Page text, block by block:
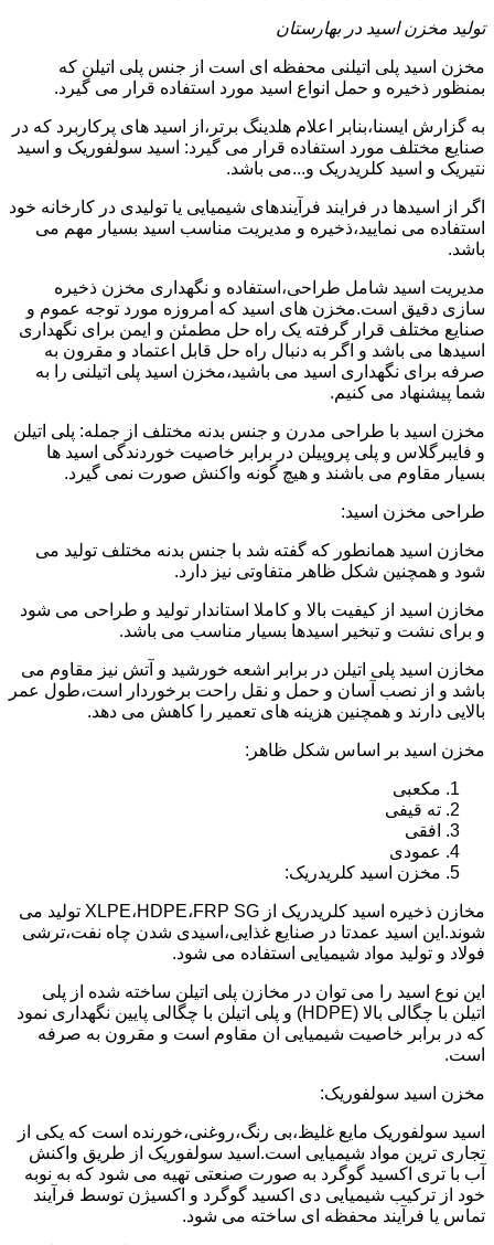
تولید مخزن اسید در بهارستان
مخزن اسید پلی اتیلنی محفظه ای است از جنس پلی اتیلن که
بمنظور ذخیره و حمل انواع اسید مورد استفاده قرار می گیرد.
به گزارش ایسنا،بنابر اعلام هلدینگ برتر،از اسید های پرکاربرد که در
صنایع مختلف مورد استفاده قرار می گیرد: اسید سولفوریک و اسید
نتیریک و اسید کلریدریک و...می باشد.
اگر از اسیدها در فرایند فرآیندهای شیمیایی یا تولیدی در کارخانه خود
استفاده می نمایید،ذخیره و مدیریت مناسب اسید بسیار مهم می
باشد.
مدیریت اسید شامل طراحی،استفاده و نگهداری مخزن ذخیره
سازی دقیق است.مخزن های اسید که امروزه مورد توجه عموم و
صنایع مختلف قرار گرفته یک راه حل مطمئن و ایمن برای نگهداری
اسیدها می باشد و اگر به دنبال راه حل قابل اعتماد و مقرون به
صرفه برای نگهداری اسید می باشید،مخزن اسید پلی اتیلنی را به
شما پیشنهاد می کنیم.
مخزن اسید با طراحی مدرن و جنس بدنه مختلف از جمله: پلی اتیلن
و فایبرگلاس و پلی پروپیلن در برابر خاصیت خوردندگی اسید ها
بسیار مقاوم می باشند و هیچ گونه واکنش صورت نمی گیرد.
طراحی مخزن اسید:
مخازن اسید همانطور که گفته شد با جنس بدنه مختلف تولید می
شود و همچنین شکل ظاهر متفاوتی نیز دارد.
مخازن اسید از کیفیت بالا و کاملا استاندار تولید و طراحی می شود
و برای نشت و تبخیر اسیدها بسیار مناسب می باشد.
مخازن اسید پلی اتیلن در برابر اشعه خورشید و آتش نیز مقاوم می
باشد و از نصب آسان و حمل و نقل راحت برخوردار است،طول عمر
بالایی دارند و همچنین هزینه های تعمیر را کاهش می دهد.
مخزن اسید بر اساس شکل ظاهر:
مکعبی
ته قیفی
افقی
عمودی
مخزن اسید کلریدریک:
مخازن ذخیره اسید کلریدریک از XLPE،HDPE،FRP SG تولید می
شوند.این اسید عمدتا در صنایع غذایی،اسیدی شدن چاه نفت،ترشی
فولاد و تولید مواد شیمیایی استفاده می شود.
این نوع اسید را می توان در مخازن پلی اتیلن ساخته شده از پلی
اتیلن با چگالی بالا (HDPE) و پلی اتیلن با چگالی پایین نگهداری نمود
که در برابر خاصیت شیمیایی ان مقاوم است و مقرون به صرفه
است.
مخزن اسید سولفوریک:
اسید سولفوریک مایع غلیظ،بی رنگ،روغنی،خورنده است که یکی از
تجاری ترین مواد شیمیایی است.اسید سولفوریک از طریق واکنش
آب با تری اکسید گوگرد به صورت صنعتی تهیه می شود که به نوبه
خود از ترکیب شیمیایی دی اکسید گوگرد و اکسیژن توسط فرآیند
تماس یا فرآیند محفظه ای ساخته می شود.